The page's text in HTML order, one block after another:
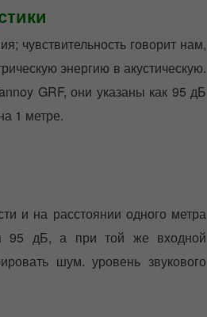
чувствительность говорит нам,
энергию в акустическую.
GRF, они указаны как 95 дБ
1 метре.
и на расстоянии одного метра
95 дБ, а при той же входной
шум. уровень звукового